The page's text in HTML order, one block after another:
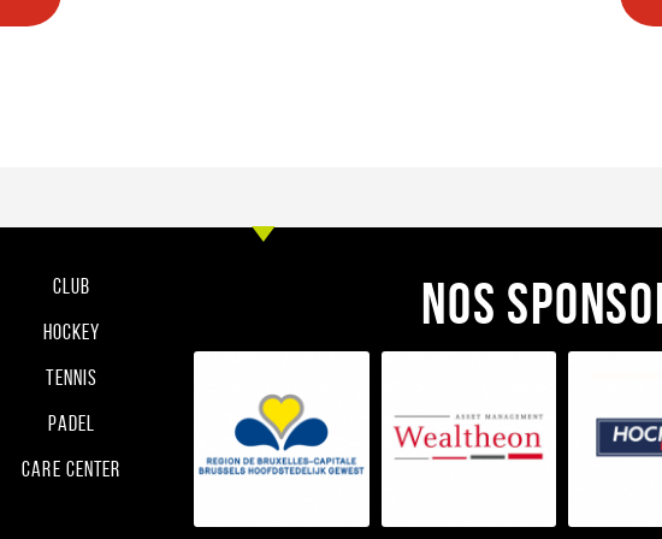
Club
Hockey
Tennis
Padel
Care Center
Nos